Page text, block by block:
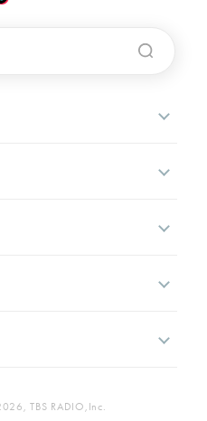
TBS RADIO,Inc.